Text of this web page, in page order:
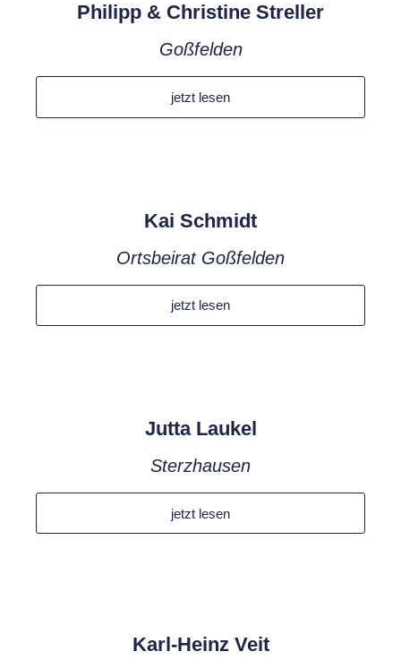
Philipp & Christine Streller
Goßfelden
jetzt lesen
Kai Schmidt
Ortsbeirat Goßfelden
jetzt lesen
Jutta Laukel
Sterzhausen
jetzt lesen
Karl-Heinz Veit